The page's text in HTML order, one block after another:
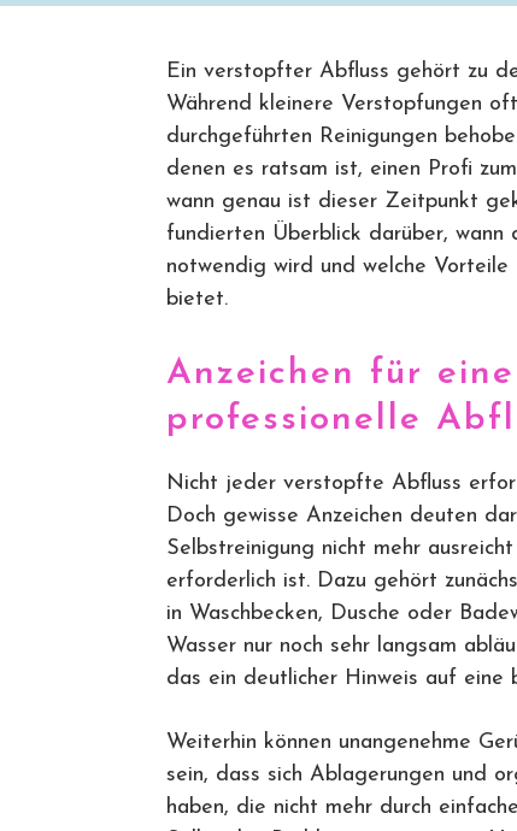
Ein verstopfter Abfluss gehört zu
Während kleinere Verstopfungen
durchgeführten Reinigungen
denen es ratsam ist, einen Profi
wann genau ist dieser Zeitpunkt
fundierten Überblick darüber, wann
notwendig wird und welche
bietet.
Anzeichen für
professionelle
Nicht jeder verstopfte Abfluss
Doch gewisse Anzeichen deuten
Selbstreinigung nicht mehr
erforderlich ist. Dazu gehört
in Waschbecken, Dusche oder
Wasser nur noch sehr langsam
das ein deutlicher Hinweis auf eine
Weiterhin können unangenehme
sein, dass sich Ablagerungen und
haben, die nicht mehr durch